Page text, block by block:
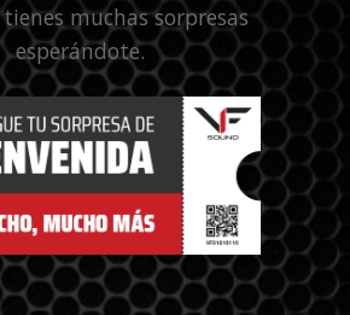
muchas sorpresas
esperándote.